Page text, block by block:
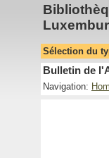
Sélection du
Bulletin de
Navigation: